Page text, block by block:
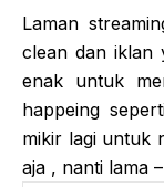
Laman
clean dan iklan
enak untuk
happeing
mikir lagi untuk
aja , nanti lama